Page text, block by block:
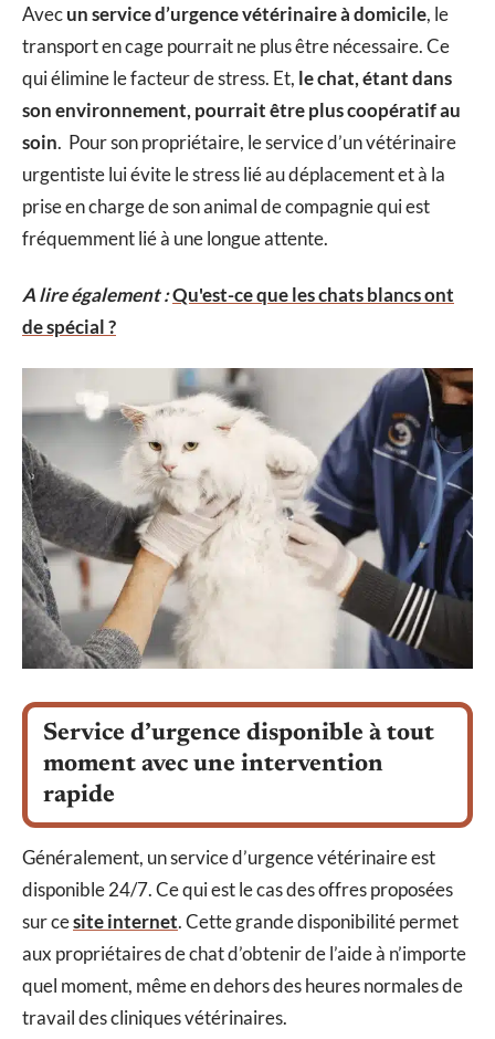
Avecun service d’urgence vétérinaire à domicile, le
transport en cage pourrait ne plus être nécessaire. Ce
qui élimine le facteur de stress. Et, le chat, étant dans
son environnement, pourrait être plus coopératif au
soin. Pour son propriétaire, le service d’un vétérinaire
urgentiste lui évite le stress lié au déplacement et à la
prise en charge de son animal de compagnie qui est
fréquemment lié à une longue attente.
A lire également :Qu'est-ce que les chats blancs ont
de spécial ?
Service d’urgence disponible à tout
moment avec une intervention
rapide
Généralement, un service d’urgence vétérinaire est
disponible 24/7. Ce qui est le cas des offres proposées
sur cesite internet. Cette grande disponibilité permet
aux propriétaires de chat d’obtenir de l’aide à n’importe
quel moment, même en dehors des heures normales de
travail des cliniques vétérinaires.